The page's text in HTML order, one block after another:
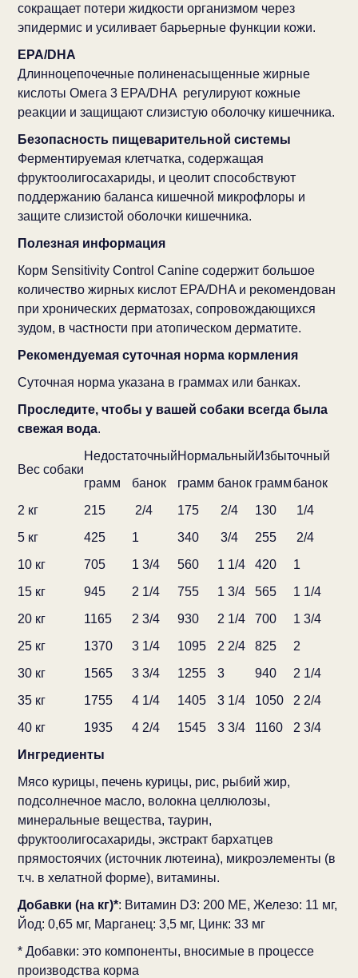
сокращает потери жидкости организмом через
эпидермис и усиливает барьерные функции кожи.
EPA/DHA
Длинноцепочечные полиненасыщенные жирные
кислоты Омега 3 EPA/DHA регулируют кожные
реакции и защищают слизистую оболочку кишечника.
Безопасность пищеварительной системы
Ферментируемая клетчатка, содержащая
фруктоолигосахариды, и цеолит способствуют
поддержанию баланса кишечной микрофлоры и
защите слизистой оболочки кишечника.
Полезная информация
Корм Sensitivity Control Canine содержит большое
количество жирных кислот EPA/DHA и рекомендован
при хронических дерматозах, сопровождающихся
зудом, в частности при атопическом дерматите.
Рекомендуемая суточная норма кормления
Суточная норма указана в граммах или банках.
Проследите, чтобы у вашей собаки всегда была
свежая вода.
Вес собаки
НедостаточныйНормальныйИзбыточный
грамм
банок грамм банок грамм банок
2 кг
215 2/4 175 2/4 130
1/4
5 кг
425 1 340 3/4 255
2/4
10 кг
705 1 3/4 560 1 1/4 420
1
15 кг
945 2 1/4 755 1 3/4 565
1 1/4
20 кг
1165 2 3/4 930 2 1/4 700
1 3/4
25 кг
1370 3 1/4 1095 2 2/4 825
2
30 кг
1565 3 3/4 1255 3 940
2 1/4
35 кг
1755 4 1/4 1405 3 1/4 1050
2 2/4
40 кг
1935 4 2/4 1545 3 3/4 1160
2 3/4
Ингредиенты
Мясо курицы, печень курицы, рис, рыбий жир,
подсолнечное масло, волокна целлюлозы,
минеральные вещества, таурин,
фруктоолигосахариды, экстракт бархатцев
прямостоячих (источник лютеина), микроэлементы (в
т.ч. в хелатной форме), витамины.
Добавки (на кг)*: Витамин D3: 200 МЕ, Железо: 11 мг,
Йод: 0,65 мг, Марганец: 3,5 мг, Цинк: 33 мг
* Добавки: это компоненты, вносимые в процессе
производства корма